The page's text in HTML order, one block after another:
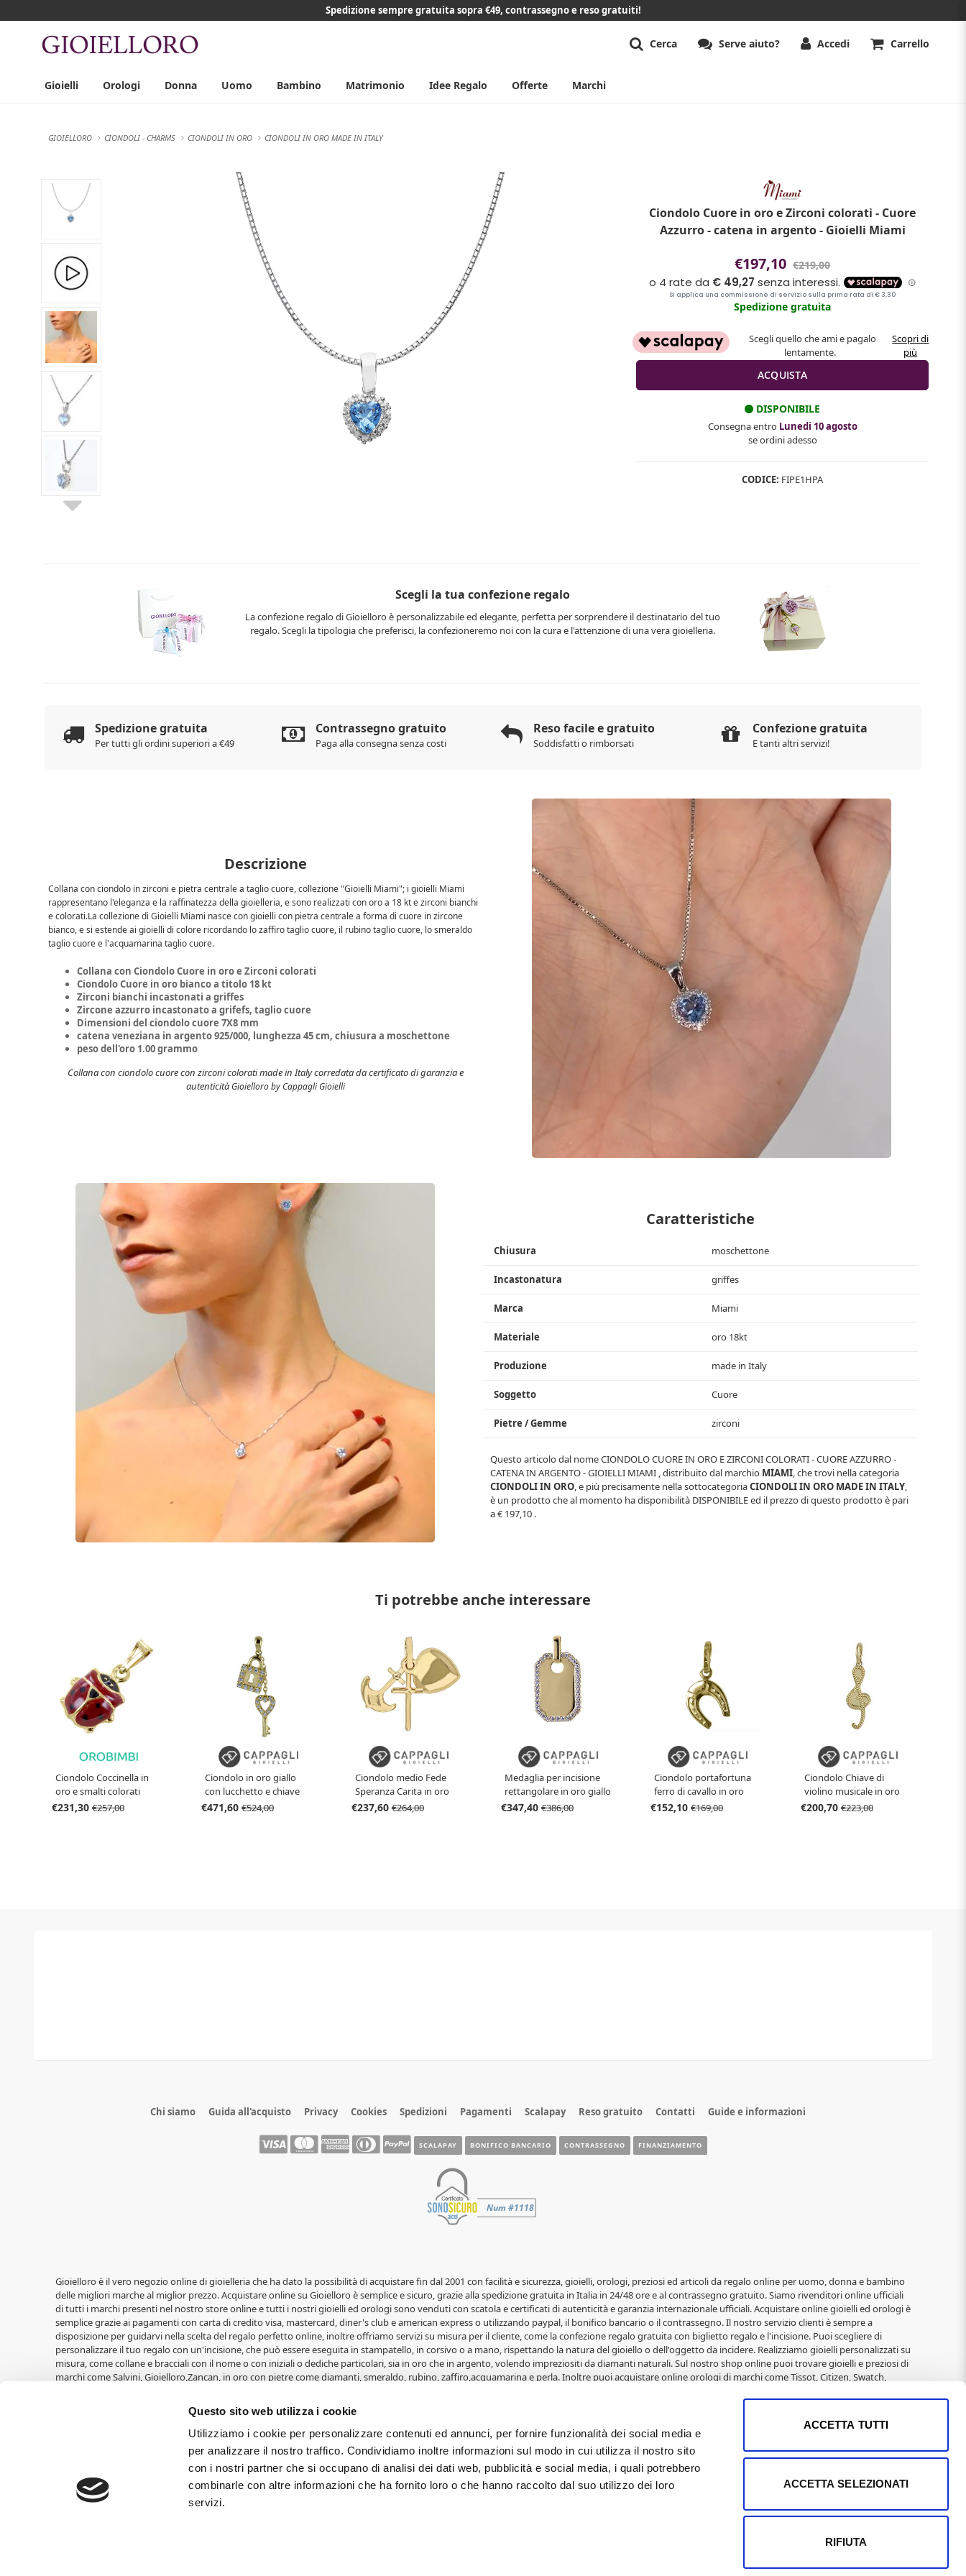
Questo sito web utilizza i cookie
Utilizziamo i cookie per personalizzare contenuti ed annunci, per fornire funzionalità dei social media e
per analizzare il nostro traffico. Condividiamo inoltre informazioni sul modo in cui utilizza il nostro sito
con i nostri partner che si occupano di analisi dei dati web, pubblicità e social media, i quali potrebbero
combinarle con altre informazioni che ha fornito loro o che hanno raccolto dal suo utilizzo dei loro
servizi.
ACCETTA TUTTI
ACCETTA SELEZIONATI
RIFIUTA
Spedizione sempre gratuita sopra €49, contrassegno e reso gratuiti!
Cerca Serve aiuto? Accedi Carrello
Gioielli Orologi Donna Uomo Bambino Matrimonio Idee Regalo Offerte Marchi
GIOIELLORO CIONDOLI - CHARMS CIONDOLI IN ORO CIONDOLI IN ORO MADE IN ITALY
Ciondolo Cuore in oro e Zirconi colorati - Cuore
Azzurro - catena in argento - Gioielli Miami
€197,10 €219,00
Spedizione gratuita
Scegli quello che ami e pagalo
lentamente.
Scopri di
più
DISPONIBILE
Consegna entro Lunedi 10 agosto
se ordini adesso
CODICE: FIPE1HPA
Scegli la tua confezione regalo
La confezione regalo di Gioielloro è personalizzabile ed elegante, perfetta per sorprendere il destinatario del tuo
regalo. Scegli la tipologia che preferisci, la confezioneremo noi con la cura e l'attenzione di una vera gioielleria.
Spedizione gratuita
Per tutti gli ordini superiori a €49
Contrassegno gratuito
Paga alla consegna senza costi
Reso facile e gratuito
Soddisfatti o rimborsati
Confezione gratuita
E tanti altri servizi!
Descrizione
Collana con ciondolo in zirconi e pietra centrale a taglio cuore, collezione "Gioielli Miami"; i gioielli Miami
rappresentano l'eleganza e la raffinatezza della gioielleria, e sono realizzati con oro a 18 kt e zirconi bianchi
e colorati.La collezione di Gioielli Miami nasce con gioielli con pietra centrale a forma di cuore in zircone
bianco, e si estende ai gioielli di colore ricordando lo zaffiro taglio cuore, il rubino taglio cuore, lo smeraldo
taglio cuore e l'acquamarina taglio cuore.
Collana con Ciondolo Cuore in oro e Zirconi colorati
Ciondolo Cuore in oro bianco a titolo 18 kt
Zirconi bianchi incastonati a griffes
Zircone azzurro incastonato a grifefs, taglio cuore
Dimensioni del ciondolo cuore 7X8 mm
catena veneziana in argento 925/000, lunghezza 45 cm, chiusura a moschettone
peso dell'oro 1.00 grammo
Collana con ciondolo cuore con zirconi colorati made in Italy corredata da certificato di garanzia e
autenticitàGioielloro by Cappagli Gioielli
Caratteristiche
Chiusura moschettone
Incastonatura griffes
Marca Miami
Materiale oro 18kt
Produzione made in Italy
Soggetto Cuore
Pietre / Gemme zirconi
Questo articolo dal nomeCIONDOLO CUORE IN ORO E ZIRCONI COLORATI - CUORE AZZURRO -
CATENA IN ARGENTO - GIOIELLI MIAMI , distribuito dal marchio MIAMI, che trovi nella categoria
CIONDOLI IN ORO, e più precisamente nella sottocategoriaCIONDOLI IN ORO MADE IN ITALY,
è un prodotto che al momento ha disponibilità DISPONIBILEed il prezzo di questo prodotto è pari
a€ 197,10 .
Ti potrebbe anche interessare
Ciondolo Coccinella in
oro e smalti colorati
Grande
€231,30 €257,00
Ciondolo in oro giallo
con lucchetto e chiave
con zirconi bianchi
€471,60€524,00
Ciondolo medio Fede
Speranza Carita in oro
giallo
€237,60€264,00
Medaglia per incisione
rettangolare in oro giallo
con zirconi
€347,40 €386,00
Ciondolo portafortuna
ferro di cavallo in oro
giallo
€152,10€169,00
Ciondolo Chiave di
violino musicale in oro
giallo
€200,70€223,00
Chi siamo Guida all'acquisto Privacy Cookies Spedizioni Pagamenti Scalapay Reso gratuito Contatti Guide e informazioni
SCALAPAY BONIFICO BANCARIO CONTRASSEGNO FINANZIAMENTO
Gioielloro è il vero negozio online di gioielleria che ha dato la possibilità di acquistare fin dal 2001 con facilità e sicurezza, gioielli, orologi, preziosi ed articoli da regalo online per uomo, donna e bambino
delle migliori marche al miglior prezzo. Acquistare online su Gioielloro è semplice e sicuro, grazie alla spedizione gratuita in Italia in 24/48 ore e al contrassegno gratuito. Siamo rivenditori online ufficiali
di tutti i marchi presenti nel nostro store online e tutti i nostri gioielli ed orologi sono venduti con scatola e certificati di autenticità e garanzia internazionale ufficiali. Acquistare online gioielli ed orologi è
semplice grazie ai pagamenti con carta di credito visa, mastercard, diner's club e american express o utilizzando paypal, il bonifico bancario o il contrassegno. Il nostro servizio clienti è sempre a
disposizione per guidarvi nella scelta del regalo perfetto online, inoltre offriamo servizi su misura per il cliente, come la confezione regalo gratuita con biglietto regalo e l'incisione. Puoi scegliere di
personalizzare il tuo regalo con un'incisione, che può essere eseguita in stampatello, in corsivo o a mano, rispettando la natura del gioiello o dell'oggetto da incidere. Realizziamo gioielli personalizzati su
misura, come collane e bracciali con il nome o con iniziali o dediche particolari, sia in oro che in argento, volendo impreziositi da diamanti naturali. Sul nostro shop online puoi trovare gioielli e preziosi di
marchi come Salvini, Gioielloro,Zancan, in oro con pietre come diamanti, smeraldo, rubino, zaffiro,acquamarina e perla. Inoltre puoi acquistare online orologi di marchi come Tissot, Citizen, Swatch,
Cuori Milano. Idee regalo per le nascite di Walt Disney, cornici, portafoto, album e articoli in oro. Svariate medaglie in oro 18 carati con Immagini Sacre, San Francesco, Padre Pio, Madonna Miracolosa,
Croci e tante altre. Ricordatevi di entrare nell'area Outlet troverete grandi affari su orologi e gioielli. Per ogni occasione, Natale per uomo e Natale per donna, San Valentino, Anniversari,
Cresime,Comunioni, Nascite, Compleanni, Lauree, Matrimoni.
Gioielloro, gioielleria online vendita orologi e vendita gioielli - Proprietà di Cappagli Gioielli srl - Fornacette - Pisa. Iscrizione CCIA e P.IVA 01169400502 REA Pisa n°104795 il 9/3/1991 Capitale Sociale
60.000,00 euro I.V. SIAMO RIVENDITORI AUTORIZZATI DEI MARCHI PROPOSTI. Le foto e le immagini dei prodotti sono di proprietà dei legittimi proprietari e sono puramente indicative, in quanto
possono differire nei loro effetti a seconda del tipo di monitor o di dispositivo utilizzato. Le condizioni ed i prezzi sono riservati agli ordini effettuati direttamente dal sito. I LOGHI sono coperti da
copyright ed appartengono ai legittimi proprietari.